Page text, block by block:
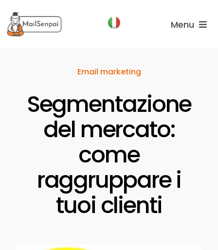
al
contenuto
Menu
Chi
Email marketing
Segmentazione
del mercato:
come
raggruppare i
tuoi clienti